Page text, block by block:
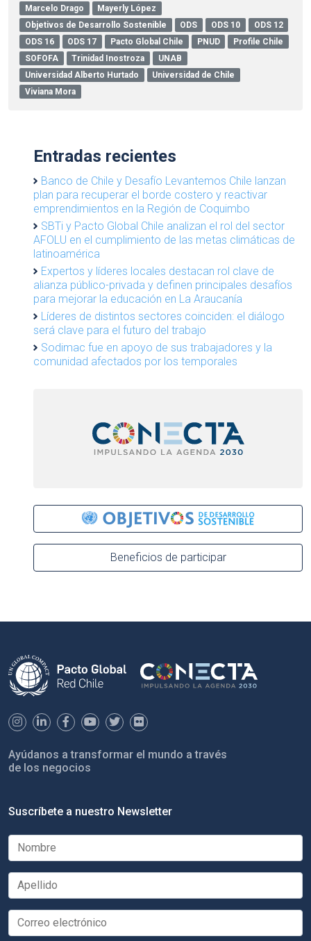
Marcelo Drago
Mayerly López
Objetivos de Desarrollo Sostenible
ODS ODS 10
ODS 12
ODS 16
ODS 17 Pacto Global Chile PNUD
Profile Chile
SOFOFA
Trinidad Inostroza
UNAB
Universidad Alberto Hurtado
Universidad de Chile
Viviana Mora
Entradas recientes
Banco de Chile y Desafío Levantemos Chile lanzan
plan para recuperar el borde costero y reactivar
emprendimientos en la Región de Coquimbo
SBTi y Pacto Global Chile analizan el rol del sector
AFOLU en el cumplimiento de las metas climáticas de
latinoamérica
Expertos y líderes locales destacan rol clave de
alianza público-privada y definen principales desafíos
para mejorar la educación en La Araucanía
Líderes de distintos sectores coinciden: el diálogo
será clave para el futuro del trabajo
Sodimac fue en apoyo de sus trabajadores y la
comunidad afectados por los temporales
Beneficios de participar
Ayúdanos a transformar el mundo a través
de los negocios
Suscríbete a nuestro Newsletter